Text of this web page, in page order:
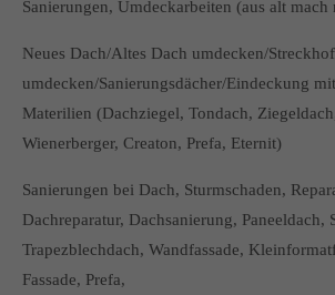
Sanierungen, Umdeckarbeiten (aus alt mach
Neues Dach/Altes Dach umdecken/Streckhof
umdecken/Sanierungsdächer/Eindeckung
Materilien (Dachziegel, Tondach,
Wienerberger, Creaton, Prefa, Eternit)
Sanierungen bei Dach, Sturmschaden,
Dachreparatur, Dachsanierung, Paneeldach,
Trapezblechdach, Wandfassade,
Fassade, Prefa,